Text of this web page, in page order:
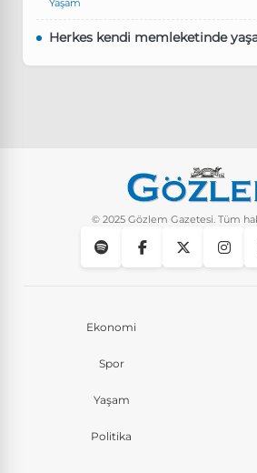
Yaşam
Herkes kendi memleketinde
Instagram’da keşfet nasıl
© 2025 Gözlem Gazetesi. Tüm
Ekonomi
Spor
Yaşam
Politika